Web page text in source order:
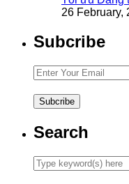
26 February,
Subcribe
Search